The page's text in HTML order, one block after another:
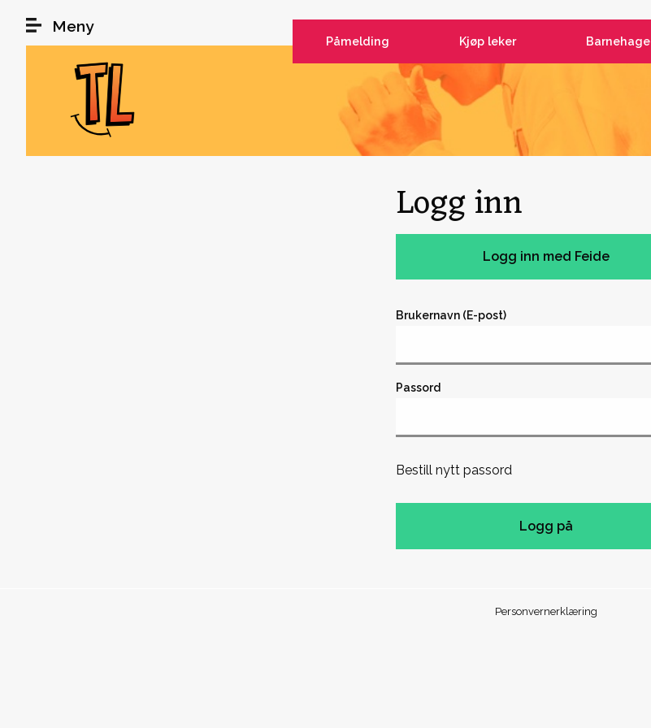
Meny
Påmelding Kjøp leker Barnehage
Logg inn
Brukernavn (E-post)
Passord
Bestill nytt passord
Personvernerklæring